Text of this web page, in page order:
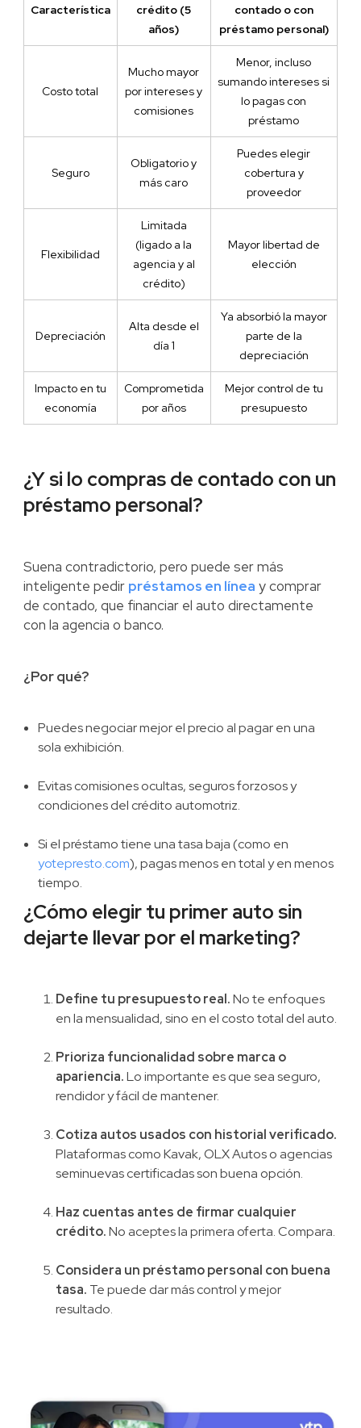
Característica
crédito (5
años)
contado o con
préstamo personal)
Costo total
Mucho mayor
por intereses y
comisiones
Menor, incluso
sumando intereses si
lo pagas con
préstamo
Seguro
Obligatorio y
más caro
Puedes elegir
cobertura y
proveedor
Flexibilidad
Limitada
(ligado a la
agencia y al
crédito)
Mayor libertad de
elección
Depreciación
Alta desde el
día 1
Ya absorbió la mayor
parte de la
depreciación
Impacto en tu
economía
Comprometida
por años
Mejor control de tu
presupuesto
¿Y si lo compras de contado con un
préstamo personal?
Suena contradictorio, pero puede ser más
inteligente pedir préstamos en línea y comprar
de contado, que financiar el auto directamente
con la agencia o banco.
¿Por qué?
Puedes negociar mejor el precio al pagar en una
sola exhibición.
Evitas comisiones ocultas, seguros forzosos y
condiciones del crédito automotriz.
Si el préstamo tiene una tasa baja (como en
yotepresto.com), pagas menos en total y en menos
tiempo.
¿Cómo elegir tu primer auto sin
dejarte llevar por el marketing?
Define tu presupuesto real.No te enfoques
en la mensualidad, sino en el costo total del auto.
Prioriza funcionalidad sobre marca o
apariencia.Lo importante es que sea seguro,
rendidor y fácil de mantener.
Cotiza autos usados con historial verificado.
Plataformas como Kavak, OLX Autos o agencias
seminuevas certificadas son buena opción.
Haz cuentas antes de firmar cualquier
crédito.No aceptes la primera oferta. Compara.
Considera un préstamo personal con buena
tasa. Te puede dar más control y mejor
resultado.